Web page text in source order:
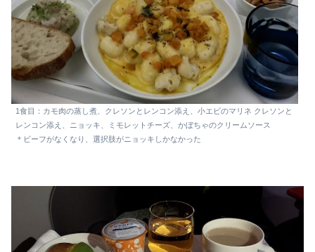
1食目：カモ肉の蒸し煮、クレソンとレンコン添え、小エビのマリネ クレソンと
レンコン添え、ニョッキ、ミモレットチーズ、かぼちゃのクリームソース
＊ビーフがなくなり、選択肢がニョッキしかなかった